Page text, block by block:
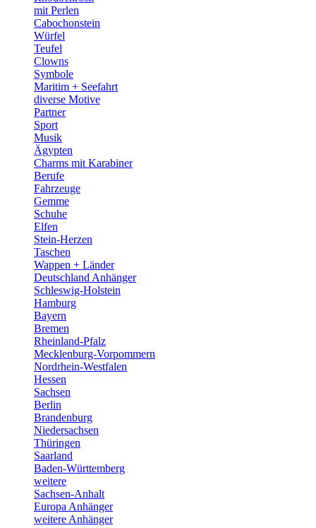
mit Perlen
Cabochonstein
Würfel
Teufel
Clowns
Symbole
Maritim + Seefahrt
diverse Motive
Partner
Sport
Musik
Ägypten
Charms mit Karabiner
Berufe
Fahrzeuge
Gemme
Schuhe
Elfen
Stein-Herzen
Taschen
Wappen + Länder
Deutschland Anhänger
Schleswig-Holstein
Hamburg
Bayern
Bremen
Rheinland-Pfalz
Mecklenburg-Vorpommern
Nordrhein-Westfalen
Hessen
Sachsen
Berlin
Brandenburg
Niedersachsen
Thüringen
Saarland
Baden-Württemberg
weitere
Sachsen-Anhalt
Europa Anhänger
weitere Anhänger